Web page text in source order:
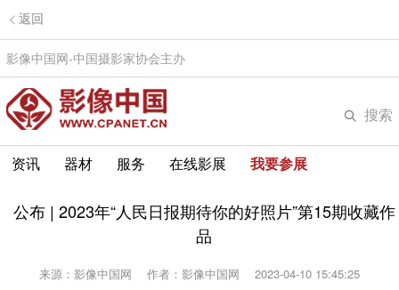
返回
影像中国网-中国摄影家协会主办
搜索
资讯 器材 服务 在线影展 我要参展
公布 | 2023年“人民日报期待你的好照片”第15期收藏作
品
来源：影像中国网 作者：影像中国网 2023-04-10 15:45:25